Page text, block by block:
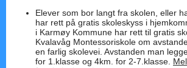
Elever som bor langt fra skolen, eller
har rett på gratis skoleskyss i
i Karmøy Kommune har rett til gratis
Kvalavåg Montessoriskole om
en farlig skolevei. Avstanden man
for 1.klasse og 4km. for 2-7.klasse.